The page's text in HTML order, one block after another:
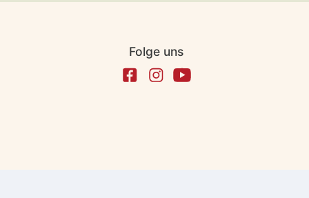
Folge uns